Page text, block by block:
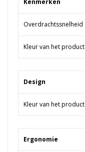
Kenmerken
Overdrachtssnelheid
Kleur van het product
Design
Kleur van het product
Ergonomie